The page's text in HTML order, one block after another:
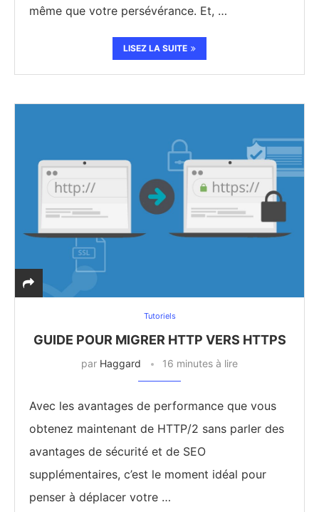
même que votre persévérance. Et, …
LISEZ LA SUITE
Tutoriels
GUIDE POUR MIGRER HTTP VERS HTTPS
par Haggard 16 minutes à lire
Avec les avantages de performance que vous
obtenez maintenant de HTTP/2 sans parler des
avantages de sécurité et de SEO
supplémentaires, c’est le moment idéal pour
penser à déplacer votre …